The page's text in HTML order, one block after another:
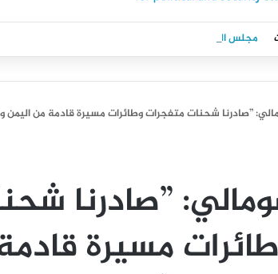
مجلس الدفاع الوطني يقر حالة الانعقاد الدائم وتدابير
”صادرنا شحنات متفجرات وطائرات مسيرة قادمة من اليمن
”صادرنا
مسيرة